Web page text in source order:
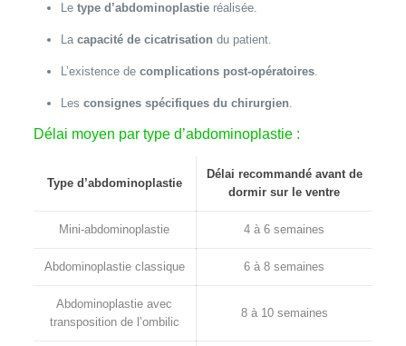
Le type d’abdominoplastieréalisée.
La capacité de cicatrisation du patient.
L’existence de complications post-opératoires.
Les consignes spécifiques du chirurgien.
Délai moyen par type d’abdominoplastie :
Type d’abdominoplastie
Délai recommandé avant de
dormir sur le ventre
Mini-abdominoplastie 4 à 6 semaines
Abdominoplastie classique 6 à 8 semaines
Abdominoplastie avec
transposition de l’ombilic
8 à 10 semaines